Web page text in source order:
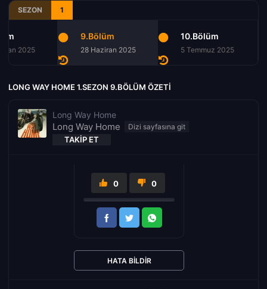
SEZON 1
2025
9.Bölüm
28 Haziran 2025
10.Bölüm
5 Temmuz 2025
LONG WAY HOME 1.SEZON 9.BÖLÜM ÖZETI
Long Way Home
Long Way Home
TAKIP ET
0 0
HATA BILDIR